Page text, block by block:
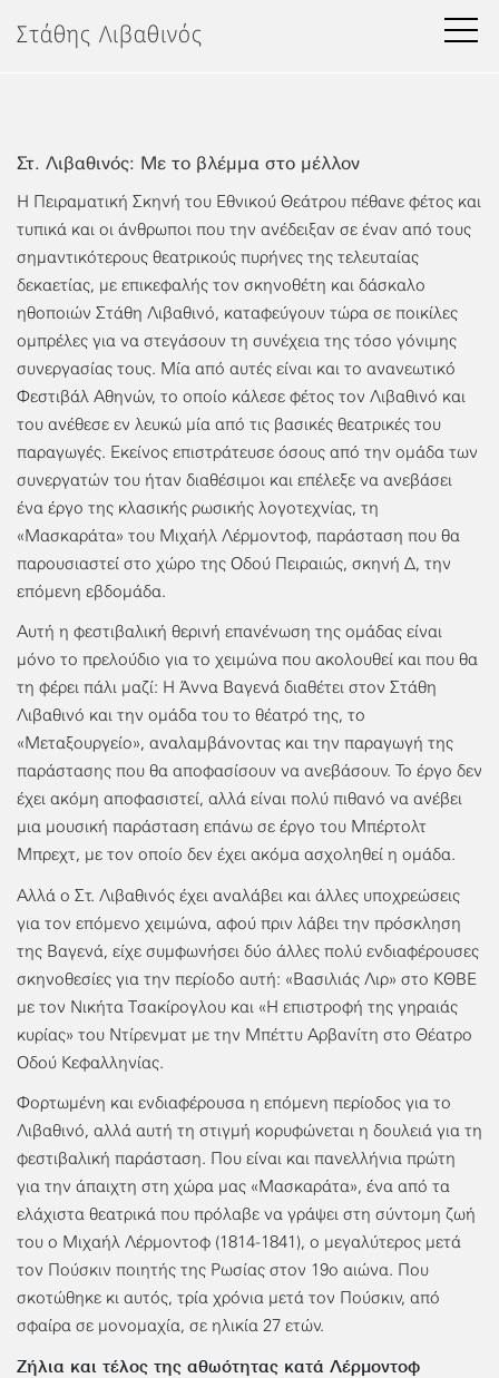
στοΣτάθης Λιβαθινός
Στ. Λιβαθινός: Με το βλέμμα στο μέλλον
Η Πειραματική Σκηνή του Εθνικού Θεάτρου πέθανε φέτος και
τυπικά και οι άνθρωποι που την ανέδειξαν σε έναν από τους
σημαντικότερους θεατρικούς πυρήνες της τελευταίας
δεκαετίας, με επικεφαλής τον σκηνοθέτη και δάσκαλο
ηθοποιών Στάθη Λιβαθινό, καταφεύγουν τώρα σε ποικίλες
ομπρέλες για να στεγάσουν τη συνέχεια της τόσο γόνιμης
συνεργασίας τους. Μία από αυτές είναι και το ανανεωτικό
Φεστιβάλ Αθηνών, το οποίο κάλεσε φέτος τον Λιβαθινό και
του ανέθεσε εν λευκώ μία από τις βασικές θεατρικές του
παραγωγές. Εκείνος επιστράτευσε όσους από την ομάδα των
συνεργατών του ήταν διαθέσιμοι και επέλεξε να ανεβάσει
ένα έργο της κλασικής ρωσικής λογοτεχνίας, τη
«Μασκαράτα» του Μιχαήλ Λέρμοντοφ, παράσταση που θα
παρουσιαστεί στο χώρο της Οδού Πειραιώς, σκηνή Δ, την
επόμενη εβδομάδα.
Αυτή η φεστιβαλική θερινή επανένωση της ομάδας είναι
μόνο το πρελούδιο για το χειμώνα που ακολουθεί και που θα
τη φέρει πάλι μαζί: Η Άννα Βαγενά διαθέτει στον Στάθη
Λιβαθινό και την ομάδα του το θέατρό της, το
«Μεταξουργείο», αναλαμβάνοντας και την παραγωγή της
παράστασης που θα αποφασίσουν να ανεβάσουν. Το έργο δεν
έχει ακόμη αποφασιστεί, αλλά είναι πολύ πιθανό να ανέβει
μια μουσική παράσταση επάνω σε έργο του Μπέρτολτ
Μπρεχτ, με τον οποίο δεν έχει ακόμα ασχοληθεί η ομάδα.
Αλλά ο Στ. Λιβαθινός έχει αναλάβει και άλλες υποχρεώσεις
για τον επόμενο χειμώνα, αφού πριν λάβει την πρόσκληση
της Βαγενά, είχε συμφωνήσει δύο άλλες πολύ ενδιαφέρουσες
σκηνοθεσίες για την περίοδο αυτή: «Βασιλιάς Λιρ» στο ΚΘΒΕ
με τον Νικήτα Τσακίρογλου και «Η επιστροφή της γηραιάς
κυρίας» του Ντίρενματ με την Μπέττυ Αρβανίτη στο Θέατρο
Οδού Κεφαλληνίας.
Φορτωμένη και ενδιαφέρουσα η επόμενη περίοδος για το
Λιβαθινό, αλλά αυτή τη στιγμή κορυφώνεται η δουλειά για τη
φεστιβαλική παράσταση. Που είναι και πανελλήνια πρώτη
για την άπαιχτη στη χώρα μας «Μασκαράτα», ένα από τα
ελάχιστα θεατρικά που πρόλαβε να γράψει στη σύντομη ζωή
του ο Μιχαήλ Λέρμοντοφ (1814-1841), ο μεγαλύτερος μετά
τον Πούσκιν ποιητής της Ρωσίας στον 19ο αιώνα. Που
σκοτώθηκε κι αυτός, τρία χρόνια μετά τον Πούσκιν, από
σφαίρα σε μονομαχία, σε ηλικία 27 ετών.
Ζήλια και τέλος της αθωότητας κατά Λέρμοντοφ